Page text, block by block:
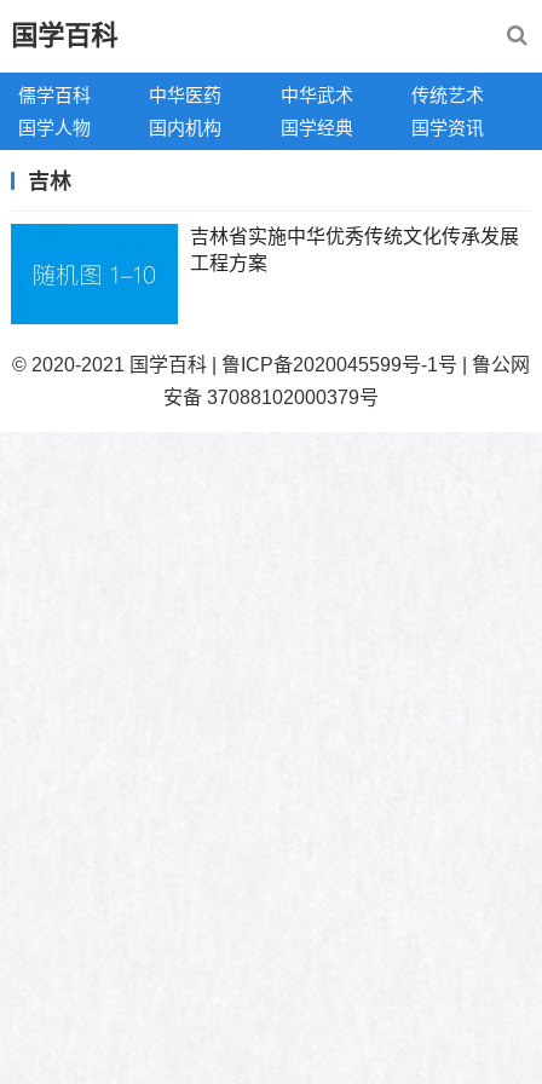
国学百科
儒学百科 中华医药 中华武术
传统艺术
国学人物
国内机构 国学经典 国学资讯
吉林
吉林省实施中华优秀传统文化传承发展
工程方案
© 2020-2021 国学百科 鲁ICP备2020045599号-1号
鲁公网
安备 37088102000379号